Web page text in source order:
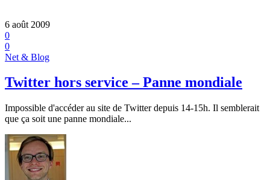
6 août 2009
0
0
Net & Blog
Twitter hors service – Panne mondiale
Impossible d'accéder au site de Twitter depuis 14-15h. Il semblerait
que ça soit une panne mondiale...